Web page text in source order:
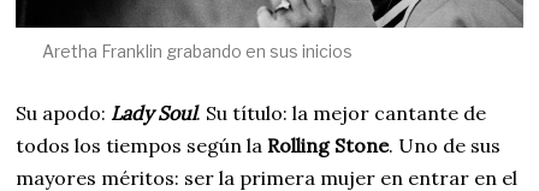
Aretha Franklin grabando en sus inicios
Su apodo: Lady Soul. Su título: la mejor cantante de
todos los tiempos según la Rolling Stone. Uno de sus
mayores méritos: ser la primera mujer en entrar en el